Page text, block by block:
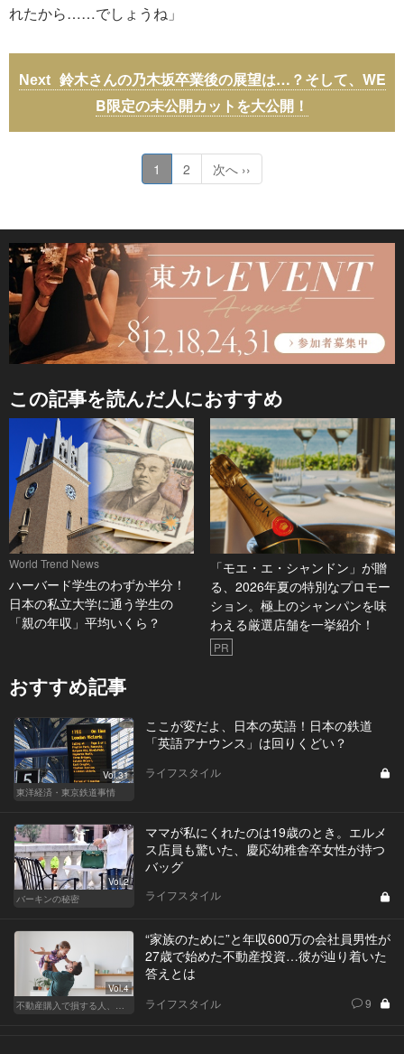
れたから……でしょうね」
鈴木さんの乃木坂卒業後の展望は…？そして、WE
B限定の未公開カットを大公開！
1 2 次へ ››
この記事を読んだ人におすすめ
World Trend News
ハーバード学生のわずか半分！
日本の私立大学に通う学生の
「親の年収」平均いくら？
「モエ・エ・シャンドン」が贈
る、2026年夏の特別なプロモー
ション。極上のシャンパンを味
わえる厳選店舗を一挙紹介！
PR
おすすめ記事
Vol.31
東洋経済・東京鉄道事情
ここが変だよ、日本の英語！日本の鉄道
「英語アナウンス」は回りくどい？
ライフスタイル
Vol.2
バーキンの秘密
ママが私にくれたのは19歳のとき。エルメ
ス店員も驚いた、慶応幼稚舎卒女性が持つ
バッグ
ライフスタイル
Vol.4
不動産購入で損する人、得する人
“家族のために”と年収600万の会社員男性が
27歳で始めた不動産投資…彼が辿り着いた
答えとは
ライフスタイル 9